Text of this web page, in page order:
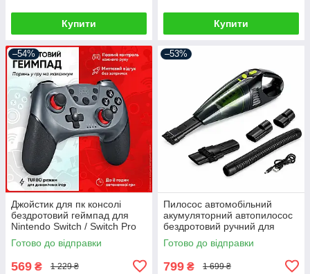
Купити Купити
–54%
Джойстик для пк консолі
бездротовий геймпад для
Nintendo Switch / Switch Pro
Android Windows PC
контролер ігровий джойстік
Готово до відправки
569 ₴ 1 229 ₴
–53%
Пилосос автомобільний
акумуляторний автопилосос
бездротовий ручний для
сухого та вологого
прибирання міні
Готово до відправки
799 ₴ 1 699 ₴